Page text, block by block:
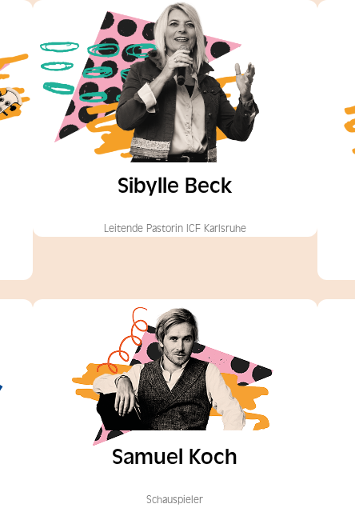
Sibylle Beck
Leitende Pastorin ICF Karlsruhe
Samuel Koch
Schauspieler